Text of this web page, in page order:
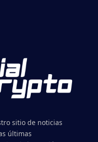
sitio de noticias
últimas